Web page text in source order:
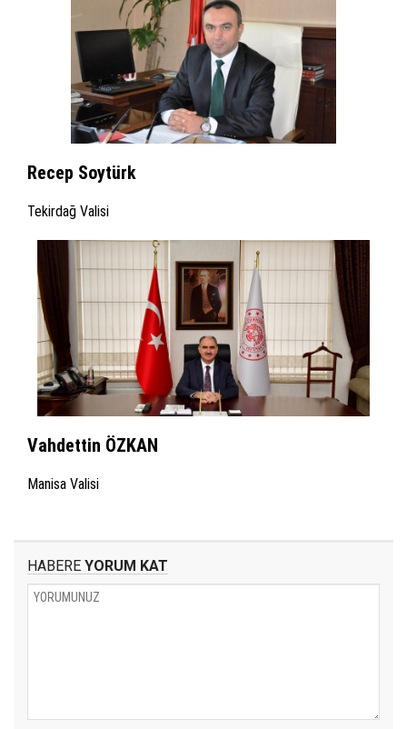
Recep Soytürk
Tekirdağ Valisi
Vahdettin ÖZKAN
Manisa Valisi
HABERE YORUM KAT